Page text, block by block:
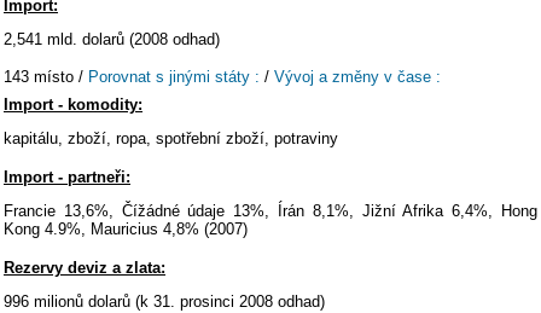
Import:
2,541 mld. dolarů (2008 odhad)
143 místo / Porovnat s jinými státy : / Vývoj a změny v čase :
Import - komodity:
kapitálu, zboží, ropa, spotřební zboží, potraviny
Import - partneři:
Francie 13,6%, Čížádné údaje 13%, Írán 8,1%, Jižní Afrika 6,4%, Hong
Kong 4.9%, Mauricius 4,8% (2007)
Rezervy deviz a zlata:
996 milionů dolarů (k 31. prosinci 2008 odhad)